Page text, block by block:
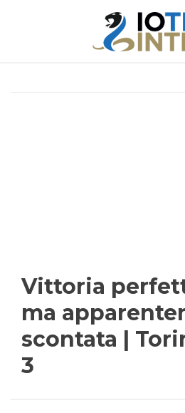
Vittoria
ma
scontata |
3